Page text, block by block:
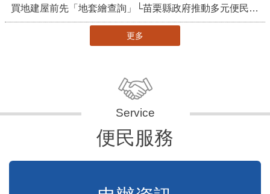
買地建屋前先「地套繪查詢」└苗栗縣政府推動多元便民諮詢服務
更多
便民服務